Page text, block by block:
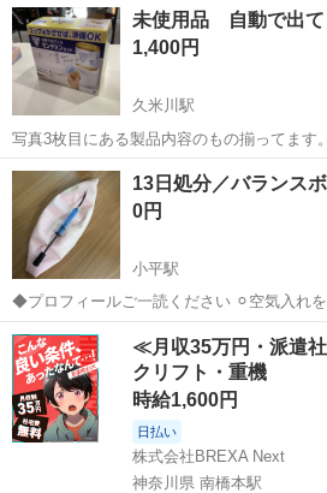
未使用品 自動で出て
1,400円
久米川駅
写真3枚目にある製品内容のもの揃ってます
用です。 250-18
東京 東村山市 久米川駅
13日処分／バランス
0円
小平駅
◆プロフィールご一読ください ⚪︎空気入れを付属しますので、 膨らま
せたらすぐにお使いいただけます。 ⚪︎汚れあり 拭く、または洗えばあ
る程度落ちるかと思いますが 現状のままの
東京 小平市 小平駅 その他 空
≪月収35万円・派遣
クリフト・重機
時給1,600円
日払い
株式会社BREXA Next
神奈川県 南橋本駅